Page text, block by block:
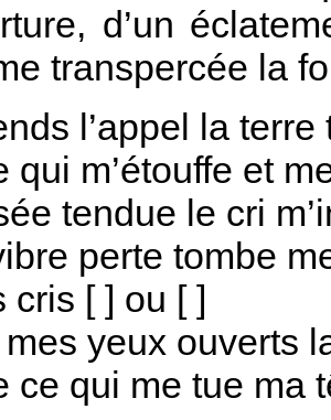
d’un
transpercée la
l’appel la
qui m’étouffe et
tendue le cri
perte tombe
cris [ ] ou [ ]
yeux ouverts
ce qui me tue ma